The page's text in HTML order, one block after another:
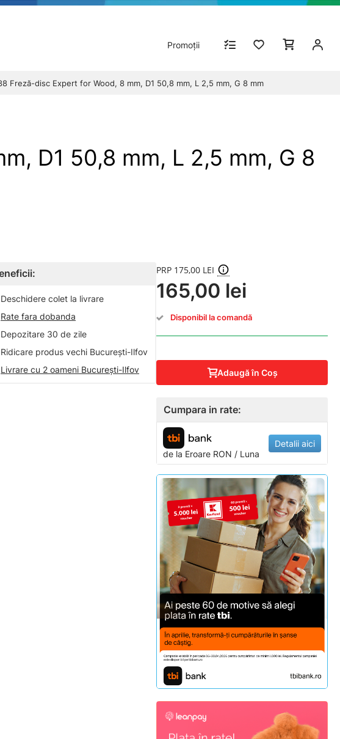
Promoții
Freză-disc Expert for Wood, 8 mm, D1 50,8 mm, L 2,5 mm, G 8 mm
D1 50,8 mm, L 2,5 mm, G 8
Deschidere colet la livrare
Rate fara dobanda
Depozitare 30 de zile
Ridicare produs vechi București-Ilfov
Livrare cu 2 oameni București-Ilfov
PRP 175,00 LEI
165,00 lei
Disponibil la comandă
Adaugă în Coş
Cumpara in rate:
de la Eroare RON / Luna
Detalii aici